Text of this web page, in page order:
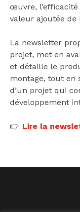
œuvre,
valeur ajoutée de
La newsletter
projet, met en
et détaille le
montage, tout en
d’un projet qui
développement
👉 Lire la